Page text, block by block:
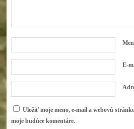
E-
Uložiť moje meno, e-mail a webovú
moje budúce komentáre.